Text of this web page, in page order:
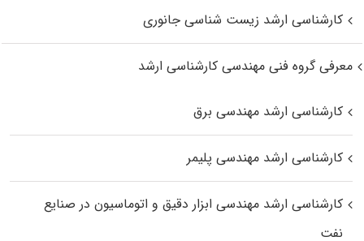
کارشناسی ارشد زیست‌ شناسی جانوری
معرفی گروه فنی مهندسی کارشناسی ارشد
کارشناسی ارشد مهندسی برق
کارشناسی ارشد مهندسی پلیمر
کارشناسی ارشد مهندسی ابزار دقیق و اتوماسیون در صنایع
نفت